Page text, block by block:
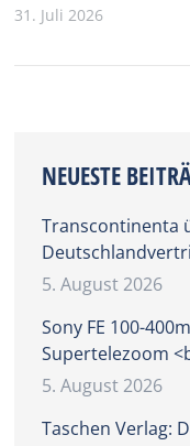
31. Juli 2026
NEUESTE
Transcontinenta
5. August 2026
Sony FE 100-
Supertelezoom
5. August 2026
Taschen Verlag: